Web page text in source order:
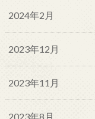
2024年2月
2023年12月
2023年11月
2023年8月